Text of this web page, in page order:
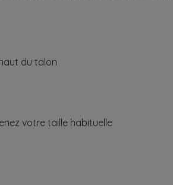
du talon
votre taille habituelle